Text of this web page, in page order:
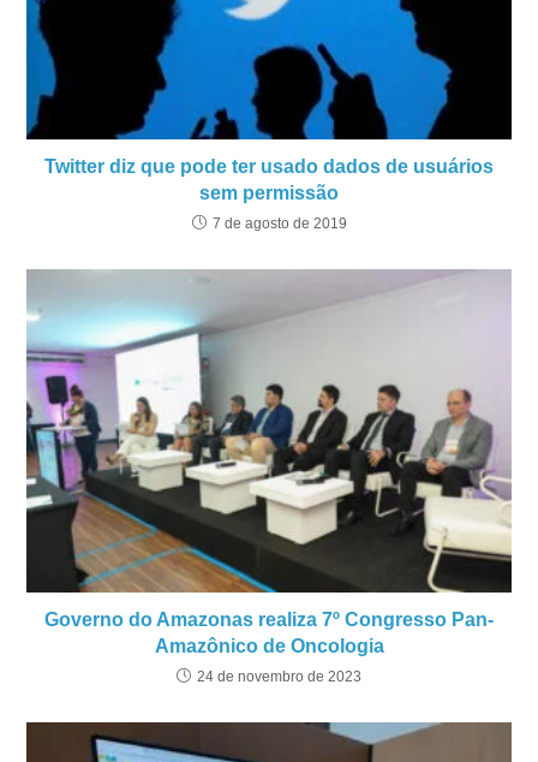
Twitter diz que pode ter usado dados de usuários
sem permissão
7 de agosto de 2019
Governo do Amazonas realiza 7º Congresso Pan-
Amazônico de Oncologia
24 de novembro de 2023